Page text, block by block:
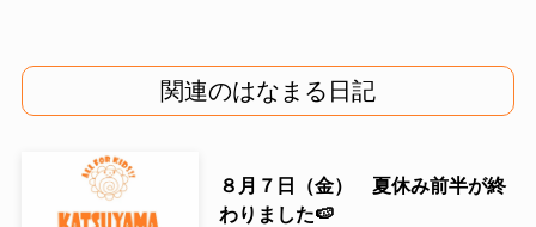
関連のはなまる日記
８月７日（金） 夏休み前半が終
わりました🍉